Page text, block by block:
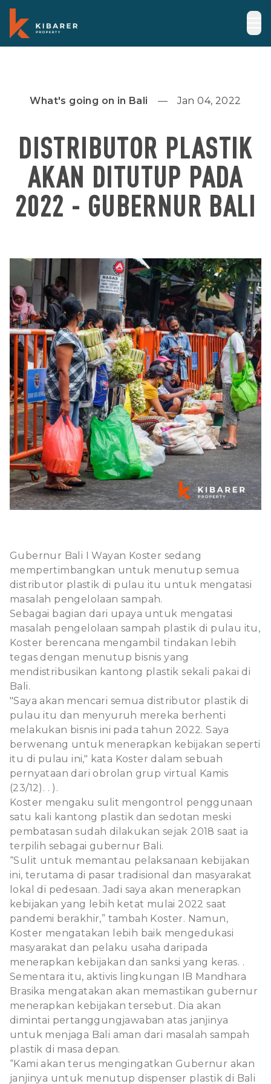
What's going on in Bali Jan 04, 2022
DISTRIBUTOR PLASTIK
AKAN DITUTUP PADA
2022 - GUBERNUR BALI
Gubernur Bali I Wayan Koster sedang
mempertimbangkan untuk menutup semua
distributor plastik di pulau itu untuk mengatasi
masalah pengelolaan sampah.
Sebagai bagian dari upaya untuk mengatasi
masalah pengelolaan sampah plastik di pulau itu,
Koster berencana mengambil tindakan lebih
tegas dengan menutup bisnis yang
mendistribusikan kantong plastik sekali pakai di
Bali.
"Saya akan mencari semua distributor plastik di
pulau itu dan menyuruh mereka berhenti
melakukan bisnis ini pada tahun 2022. Saya
berwenang untuk menerapkan kebijakan seperti
itu di pulau ini," kata Koster dalam sebuah
pernyataan dari obrolan grup virtual Kamis
(23/12). . ).
Koster mengaku sulit mengontrol penggunaan
satu kali kantong plastik dan sedotan meski
pembatasan sudah dilakukan sejak 2018 saat ia
terpilih sebagai gubernur Bali.
“Sulit untuk memantau pelaksanaan kebijakan
ini, terutama di pasar tradisional dan masyarakat
lokal di pedesaan. Jadi saya akan menerapkan
kebijakan yang lebih ketat mulai 2022 saat
pandemi berakhir,” tambah Koster. Namun,
Koster mengatakan lebih baik mengedukasi
masyarakat dan pelaku usaha daripada
menerapkan kebijakan dan sanksi yang keras. .
Sementara itu, aktivis lingkungan IB Mandhara
Brasika mengatakan akan memastikan gubernur
menerapkan kebijakan tersebut. Dia akan
dimintai pertanggungjawaban atas janjinya
untuk menjaga Bali aman dari masalah sampah
plastik di masa depan.
“Kami akan terus mengingatkan Gubernur akan
janjinya untuk menutup dispenser plastik di Bali